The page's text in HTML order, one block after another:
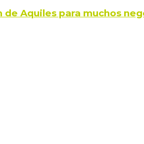
Aquiles para muchos